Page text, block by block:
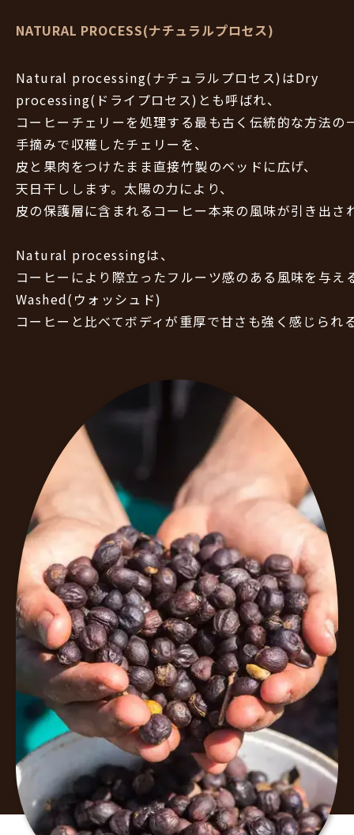
NATURAL PROCESS(ナチュラルプロセス)
Natural processing(ナチュラルプロセス)はDry
processing(ドライプロセス)とも呼ばれ、
コーヒーチェリーを処理する最も古く伝統的な方法の
手摘みで収穫したチェリーを、
皮と果肉をつけたまま直接竹製のベッドに広げ、
天日干しします。太陽の力により、
皮の保護層に含まれるコーヒー本来の風味が引き出さ
Natural processingは、
コーヒーにより際立ったフルーツ感のある風味を与え
Washed(ウォッシュド)
コーヒーと比べてボディが重厚で甘さも強く感じられ